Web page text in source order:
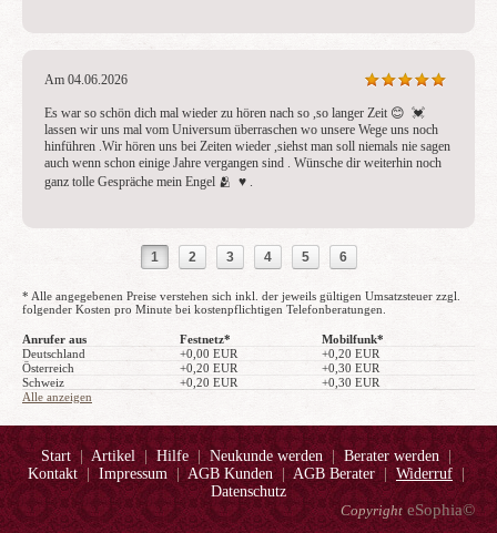
Am 04.06.2026
Es war so schön dich mal wieder zu hören nach so ,so langer Zeit 😊  💓
lassen wir uns mal vom Universum überraschen wo unsere Wege uns noch
hinführen .Wir hören uns bei Zeiten wieder ,siehst man soll niemals nie sagen
auch wenn schon einige Jahre vergangen sind . Wünsche dir weiterhin noch
ganz tolle Gespräche mein Engel 🫂  ♥ ️.
1 2 3 4 5 6
* Alle angegebenen Preise verstehen sich inkl. der jeweils gültigen Umsatzsteuer zzgl.
folgender Kosten pro Minute bei kostenpflichtigen Telefonberatungen.
Anrufer aus Festnetz*
Mobilfunk*
Deutschland
+0,00 EUR
+0,20 EUR
Österreich
+0,20 EUR
+0,30 EUR
Schweiz
+0,20 EUR
+0,30 EUR
Alle anzeigen
Start|Artikel|Hilfe|Neukunde werden|Berater werden|
Kontakt|Impressum|AGB Kunden|AGB Berater| Widerruf|
Datenschutz
Copyright eSophia©